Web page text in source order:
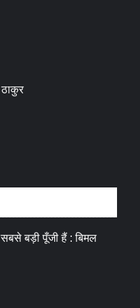
सबसे बड़ी पूँजी हैं : बिमल